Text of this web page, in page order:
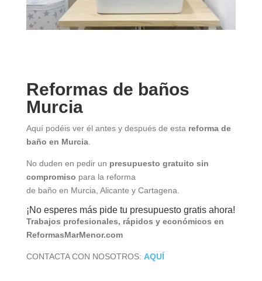
Reformas de baños
Murcia
Aquí podéis ver él antes y después de esta reforma de
baño en Murcia.
No duden en pedir un presupuesto gratuito sin
compromiso para la reforma
de baño en Murcia, Alicante y Cartagena.
¡No esperes más pide tu presupuesto gratis ahora!
Trabajos profesionales, rápidos y económicos en
ReformasMarMenor.com
CONTACTA CON NOSOTROS: AQUÍ